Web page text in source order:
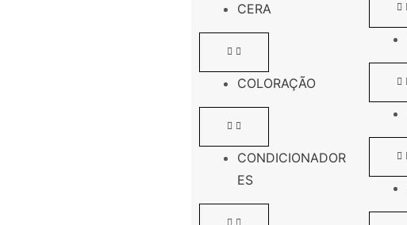
CERA
COLORAÇÃO
CONDICIONADOR
ES